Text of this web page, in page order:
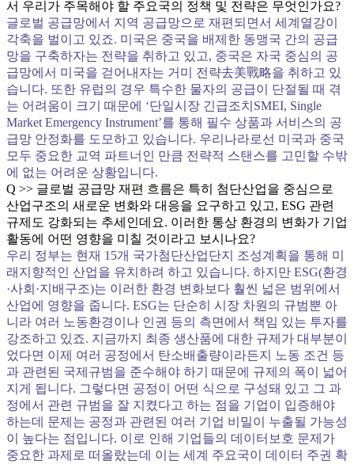
서 우리가 주목해야 할 주요국의 정책 및 전략은 무엇인가요?
글로벌 공급망에서 지역 공급망으로 재편되면서 세계열강이
각축을 벌이고 있죠. 미국은 중국을 배제한 동맹국 간의 공급
망을 구축하자는 전략을 취하고 있고, 중국은 자국 중심의 공
급망에서 미국을 걷어내자는 거미 전략去美戰略을 취하고 있
습니다. 또한 유럽의 경우 특수한 물자의 공급이 단절될 때 겪
는 어려움이 크기 때문에 ‘단일시장 긴급조치SMEI, Single
Market Emergency Instrument’를 통해 필수 상품과 서비스의 공
급망 안정화를 도모하고 있습니다. 우리나라로선 미국과 중국
모두 중요한 교역 파트너인 만큼 전략적 스탠스를 고민할 수밖
에 없는 어려운 상황입니다.
Q >> 글로벌 공급망 재편 흐름은 특히 첨단산업을 중심으로
산업구조의 새로운 변화와 대응을 요구하고 있고, ESG 관련
규제도 강화되는 추세인데요. 이러한 통상 환경의 변화가 기업
활동에 어떤 영향을 미칠 것이라고 보시나요?
우리 정부는 현재 15개 국가첨단산업단지 조성계획을 통해 미
래지향적인 산업을 유치하려 하고 있습니다. 하지만 ESG(환경
·사회·지배구조)는 이러한 환경 변화보다 훨씬 넓은 범위에서
산업에 영향을 줍니다. ESG는 단순히 시장 차원의 규범뿐 아
니라 여러 노동환경이나 인권 등의 측면에서 책임 있는 투자를
강조하고 있죠. 지금까지 최종 생산품에 대한 규제가 대부분이
었다면 이제 여러 공정에서 탄소배출량이라든지 노동 조건 등
과 관련된 국제규범을 준수해야 하기 때문에 규제의 폭이 넓어
지게 됩니다. 그렇다면 공정이 어떤 식으로 구성돼 있고 그 과
정에서 관련 규범을 잘 지켰다고 하는 점을 기업이 입증해야
하는데 문제는 공정과 관련된 여러 기업 비밀이 누출될 가능성
이 높다는 점입니다. 이로 인해 기업들의 데이터보호 문제가
중요한 과제로 떠올랐는데 이는 세계 주요국이 데이터 주권 확